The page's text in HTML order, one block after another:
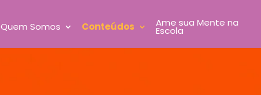
Quem Somos Conteúdos Ame sua Mente na
Escola